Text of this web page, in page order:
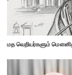
மத வெறியர்களும்